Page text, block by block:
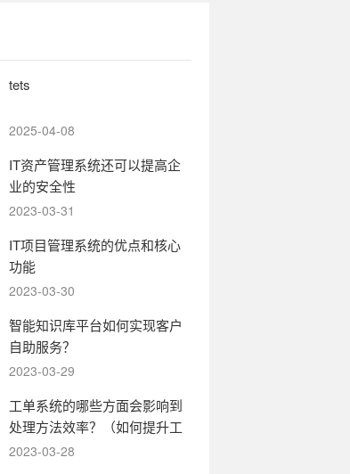
tets
2025-04-08
IT资产管理系统还可以提高企
业的安全性
2023-03-31
IT项目管理系统的优点和核心
功能
2023-03-30
智能知识库平台如何实现客户
自助服务？
2023-03-29
工单系统的哪些方面会影响到
处理方法效率？（如何提升工
单系统的运转效率）
2023-03-28